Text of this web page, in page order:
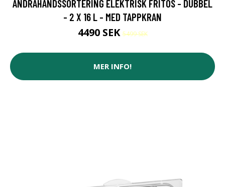
ANDRAHANDSSORTERING ELEKTRISK FRITÖS - DUBBEL
- 2 X 16 L - MED TAPPKRAN
4490 SEK5499 SEK
MER INFO!